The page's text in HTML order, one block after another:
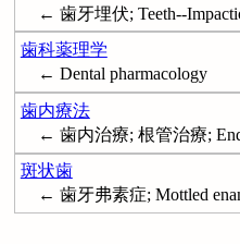
← 歯牙埋伏; Teeth--
歯科薬理学
← Dental pharmacology
歯内療法
← 歯内治療; 根管治療;
斑状歯
← 歯牙弗素症; Mottled